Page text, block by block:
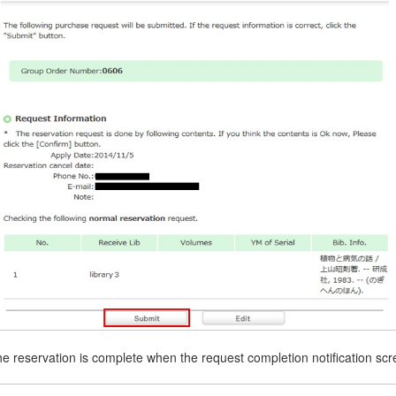
reservation is complete when the request completion notification